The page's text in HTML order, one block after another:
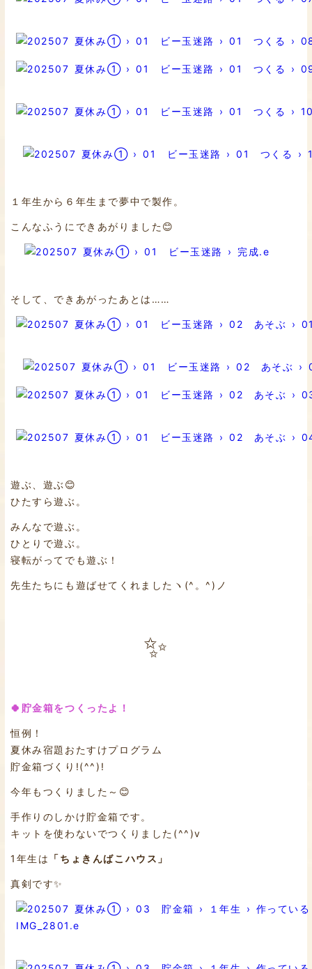
１年生から６年生まで夢中で製作。
こんなふうにできあがりました😊
そして、できあがったあとは……
遊ぶ、遊ぶ😊
ひたすら遊ぶ。
みんなで遊ぶ。
ひとりで遊ぶ。
寝転がってでも遊ぶ！
先生たちにも遊ばせてくれましたヽ(^。^)ノ
✨
🍀貯金箱をつくったよ！
恒例！
夏休み宿題おたすけプログラム
貯金箱づくり!(^^)!
今年もつくりました～😊
手作りのしかけ貯金箱です。
キットを使わないでつくりました(^^)v
1年生は 「ちょきんばこハウス」
真剣です✨